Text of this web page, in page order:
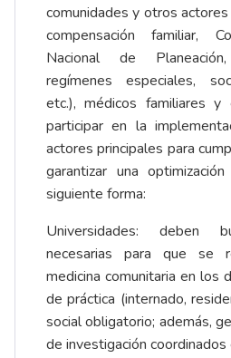
comunidades y otros
compensación familiar,
Nacional de
regímenes especiales,
etc.), médicos familiares y
participar en la
actores principales para
garantizar una
siguiente forma:
Universidades: deben
necesarias para que se
medicina comunitaria en los
de práctica (internado,
social obligatorio; además,
de investigación coordinados